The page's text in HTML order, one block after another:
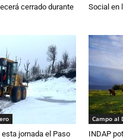
cerrado durante
Social en
jornada el Paso
Campo al
INDAP